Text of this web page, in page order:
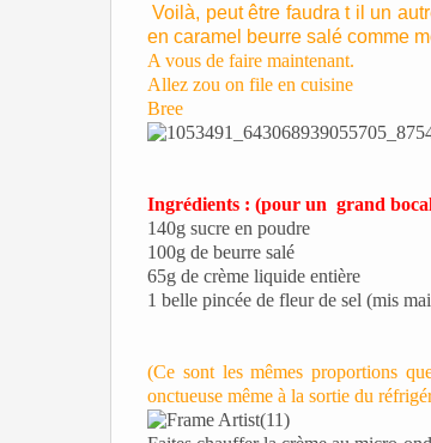
Voilà, peut être faudra t il un
en caramel beurre salé comme
A vous de faire maintenant.
Allez zou on file en cuisine
Bree
Ingrédients : (pour un grand
140g sucre en poudre
100g de beurre salé
65g de crème liquide entière
1 belle pincée de fleur de sel (mis
(Ce sont les mêmes proportions
onctueuse même à la sortie du